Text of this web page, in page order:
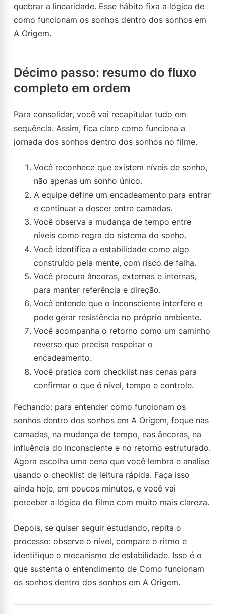
quebrar a linearidade. Esse hábito fixa a lógica de
como funcionam os sonhos dentro dos sonhos em
A Origem.
Décimo passo: resumo do fluxo
completo em ordem
Para consolidar, você vai recapitular tudo em
sequência. Assim, fica claro como funciona a
jornada dos sonhos dentro dos sonhos no filme.
Você reconhece que existem níveis de sonho,
não apenas um sonho único.
A equipe define um encadeamento para entrar
e continuar a descer entre camadas.
Você observa a mudança de tempo entre
níveis como regra do sistema do sonho.
Você identifica a estabilidade como algo
construído pela mente, com risco de falha.
Você procura âncoras, externas e internas,
para manter referência e direção.
Você entende que o inconsciente interfere e
pode gerar resistência no próprio ambiente.
Você acompanha o retorno como um caminho
reverso que precisa respeitar o
encadeamento.
Você pratica com checklist nas cenas para
confirmar o que é nível, tempo e controle.
Fechando: para entender como funcionam os
sonhos dentro dos sonhos em A Origem, foque nas
camadas, na mudança de tempo, nas âncoras, na
influência do inconsciente e no retorno estruturado.
Agora escolha uma cena que você lembra e analise
usando o checklist de leitura rápida. Faça isso
ainda hoje, em poucos minutos, e você vai
perceber a lógica do filme com muito mais clareza.
Depois, se quiser seguir estudando, repita o
processo: observe o nível, compare o ritmo e
identifique o mecanismo de estabilidade. Isso é o
que sustenta o entendimento de Como funcionam
os sonhos dentro dos sonhos em A Origem.